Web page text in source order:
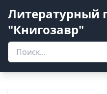
Литературный
"Книгозавр"